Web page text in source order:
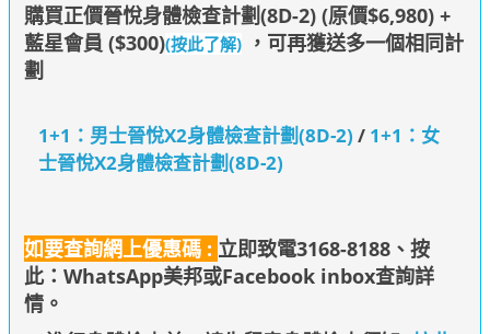
購買正價晉悅身體檢查計劃(8D-2) (原價$6,980) +
藍星會員 ($300)(按此了解) ，可再獲送多一個相同計
劃
1+1：男士晉悅X2身體檢查計劃(8D-2) / 1+1：女
士晉悅X2身體檢查計劃(8D-2)
如要查詢網上優惠碼 : 立即致電3168-8188、 按
此：WhatsApp美邦或Facebook inbox查詢詳
情。